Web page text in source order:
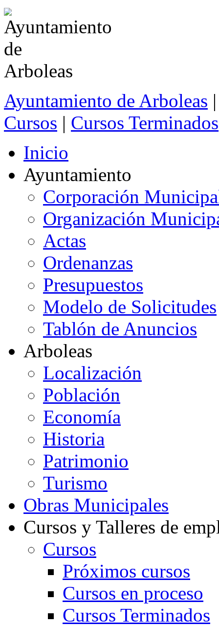
Ayuntamiento de Arboleas
Cursos | Cursos Terminados
Inicio
Ayuntamiento
Corporación
Organización
Actas
Ordenanzas
Presupuestos
Modelo de Solicitudes
Tablón de Anuncios
Arboleas
Localización
Población
Economía
Historia
Patrimonio
Turismo
Obras Municipales
Cursos y Talleres de
Cursos
Próximos cursos
Cursos en proceso
Cursos Terminados